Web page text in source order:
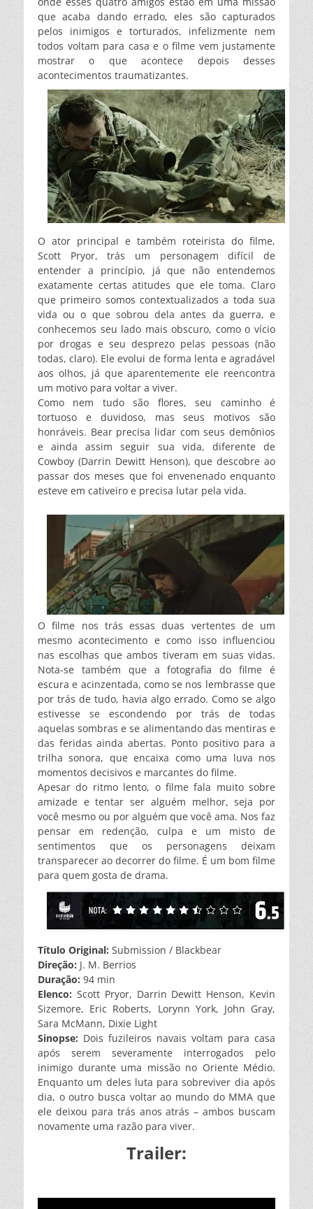
que acaba dando errado, eles são capturados
pelos inimigos e torturados, infelizmente nem
todos voltam para casa e o filme vem justamente
mostrar o que acontece depois desses
acontecimentos traumatizantes.
O ator principal e também roteirista do filme,
Scott Pryor, trás um personagem difícil de
entender a princípio, já que não entendemos
exatamente certas atitudes que ele toma. Claro
que primeiro somos contextualizados a toda sua
vida ou o que sobrou dela antes da guerra, e
conhecemos seu lado mais obscuro, como o vício
por drogas e seu desprezo pelas pessoas (não
todas, claro). Ele evolui de forma lenta e agradável
aos olhos, já que aparentemente ele reencontra
um motivo para voltar a viver.
Como nem tudo são flores, seu caminho é
tortuoso e duvidoso, mas seus motivos são
honráveis. Bear precisa lidar com seus demônios
e ainda assim seguir sua vida, diferente de
Cowboy (Darrin Dewitt Henson), que descobre ao
passar dos meses que foi envenenado enquanto
esteve em cativeiro e precisa lutar pela vida.
O filme nos trás essas duas vertentes de um
mesmo acontecimento e como isso influenciou
nas escolhas que ambos tiveram em suas vidas.
Nota-se também que a fotografia do filme é
escura e acinzentada, como se nos lembrasse que
por trás de tudo, havia algo errado. Como se algo
estivesse se escondendo por trás de todas
aquelas sombras e se alimentando das mentiras e
das feridas ainda abertas. Ponto positivo para a
trilha sonora, que encaixa como uma luva nos
momentos decisivos e marcantes do filme.
Apesar do ritmo lento, o filme fala muito sobre
amizade e tentar ser alguém melhor, seja por
você mesmo ou por alguém que você ama. Nos faz
pensar em redenção, culpa e um misto de
sentimentos que os personagens deixam
transparecer ao decorrer do filme. É um bom filme
para quem gosta de drama.
Título Original: Submission / Blackbear
Direção: J. M. Berrios
Duração: 94 min
Elenco: Scott Pryor, Darrin Dewitt Henson, Kevin
Sizemore, Eric Roberts, Lorynn York, John Gray,
Sara McMann, Dixie Light
Sinopse: Dois fuzileiros navais voltam para casa
após serem severamente interrogados pelo
inimigo durante uma missão no Oriente Médio.
Enquanto um deles luta para sobreviver dia após
dia, o outro busca voltar ao mundo do MMA que
ele deixou para trás anos atrás – ambos buscam
novamente uma razão para viver.
Trailer: